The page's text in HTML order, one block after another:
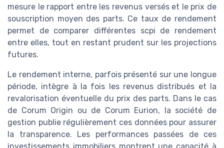
mesure le rapport entre les revenus versés et le prix de
souscription moyen des parts. Ce taux de rendement
permet de comparer différentes scpi de rendement
entre elles, tout en restant prudent sur les projections
futures.
Le rendement interne, parfois présenté sur une longue
période, intègre à la fois les revenus distribués et la
revalorisation éventuelle du prix des parts. Dans le cas
de Corum Origin ou de Corum Eurion, la société de
gestion publie régulièrement ces données pour assurer
la transparence. Les performances passées de ces